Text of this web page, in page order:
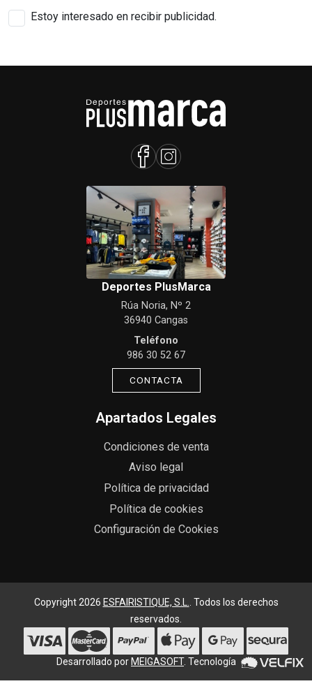
Estoy interesado en recibir publicidad.
Deportes PlusMarca
Rúa Noria, Nº 2
36940 Cangas
Teléfono
986 30 52 67
CONTACTA
Apartados Legales
Condiciones de venta
Aviso legal
Política de privacidad
Política de cookies
Configuración de Cookies
Copyright 2026 ESFAIRISTIQUE, S.L.. Todos los derechos
reservados.
Desarrollado por MEIGASOFT. Tecnología